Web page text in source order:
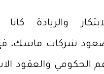
والريادة كانا
شركات ماسك،
الحكومي والعقود